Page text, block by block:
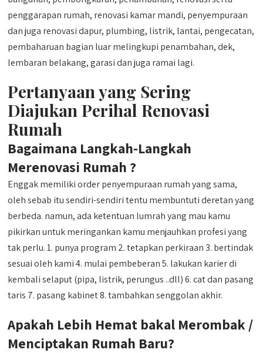
penggarapan rumah, renovasi kamar mandi, penyempuraan
dan juga renovasi dapur, plumbing, listrik, lantai, pengecatan,
pembaharuan bagian luar melingkupi penambahan, dek,
lembaran belakang, garasi dan juga ramai lagi.
Pertanyaan yang Sering
Diajukan Perihal Renovasi
Rumah
Bagaimana Langkah-Langkah
Merenovasi Rumah ?
Enggak memiliki order penyempuraan rumah yang sama,
oleh sebab itu sendiri-sendiri tentu membuntuti deretan yang
berbeda. namun, ada ketentuan lumrah yang mau kamu
pikirkan untuk meringankan kamu menjauhkan profesi yang
tak perlu. 1. punya program 2. tetapkan perkiraan 3. bertindak
sesuai oleh kami 4. mulai pembeberan 5. lakukan karier di
kembali selaput (pipa, listrik, perungus ..dll) 6. cat dan pasang
taris 7. pasang kabinet 8. tambahkan senggolan akhir.
Apakah Lebih Hemat bakal Merombak /
Menciptakan Rumah Baru?